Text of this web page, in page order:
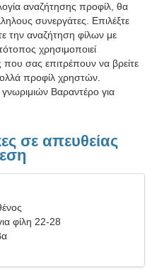
αναζήτησης προφίλ, θα
συνεργάτες. Επιλέξτε
την αναζήτηση φίλων με
χρησιμοποιεί
σας επιτρέπουν να βρείτε
προφίλ χρηστών.
Βαραντέρο για
σε απευθείας
φίλη 22-28